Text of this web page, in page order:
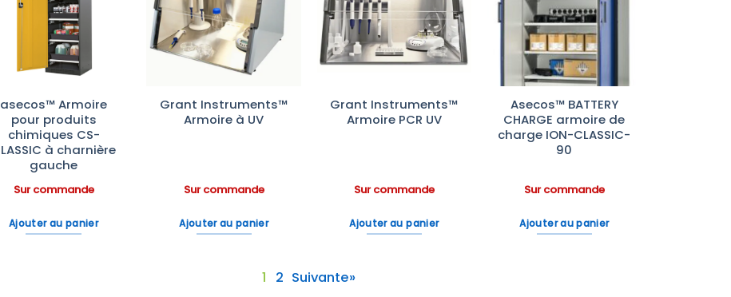
à la liste
d’envies
asecos™ Armoire
pour produits
chimiques CS-
à charnière
gauche
Sur commande
Ajouter au panier
Ajouter
à la liste
d’envies
Grant Instruments™
Armoire à UV
Sur commande
Ajouter au panier
Ajouter
à la liste
d’envies
Grant Instruments™
Armoire PCR UV
Sur commande
Ajouter au panier
Ajouter
à la liste
d’envies
Asecos™ BATTERY
CHARGE armoire de
charge ION-CLASSIC-
90
Sur commande
Ajouter au panier
1 2 Suivante»